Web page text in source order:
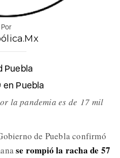
Por
Puebla
en Puebla
la pandemia es de 17 mil
de Puebla confirmó
se rompió la racha de 57